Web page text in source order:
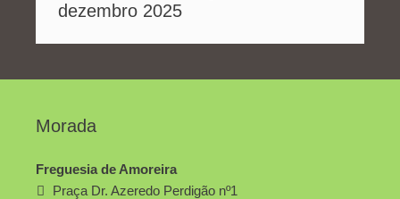
dezembro 2025
Morada
Freguesia de Amoreira
Praça Dr. Azeredo Perdigão nº1